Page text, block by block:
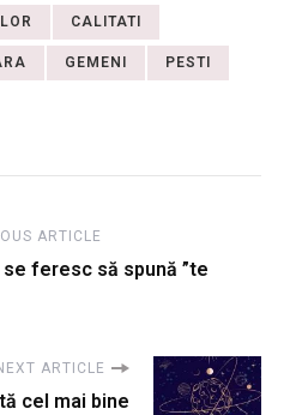
CALITATI
GEMENI PESTI
ARTICLE
feresc să spună ”te
ARTICLE
cel mai bine